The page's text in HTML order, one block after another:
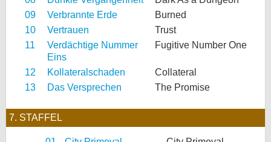
09
Verbrannte Erde
Burned
10
Vertrauen
Trust
11
Verdächtige Nummer
Eins
Fugitive Number One
12 Kollateralschaden
Collateral
13
Das Versprechen The Promise
7. STAFFEL